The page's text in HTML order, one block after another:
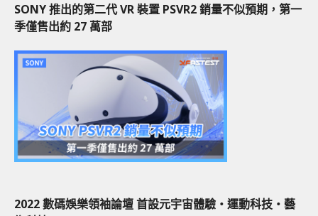
SONY 推出的第二代 VR 裝置 PSVR2 銷量不似預期，第一
季僅售出約 27 萬部
2022 數碼娛樂領袖論壇 首設元宇宙體驗‧運動科技‧藝